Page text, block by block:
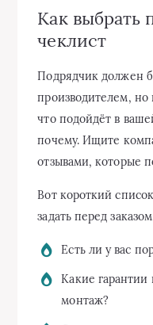
Как выбрать
чеклист
Подрядчик должен
производителем, но
что подойдёт в
почему. Ищите
отзывами, которые
Вот короткий
задать перед
Есть ли у вас
Какие гарантии
монтаж?